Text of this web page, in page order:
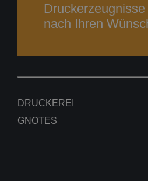
Druckerzeugnisse
nach Ihren
DRUCKEREI
GNOTES